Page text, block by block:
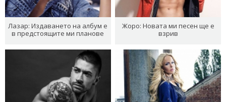
Лазар: Издаването на албум е
в предстоящите ми планове
Жоро: Новата ми песен ще е
взрив